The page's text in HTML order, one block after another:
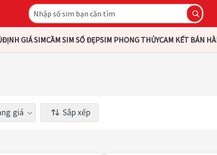
ĐỊNH GIÁ SIMCẦM SIM SỐ ĐẸPSIM PHONG THỦYCAM KẾT BÁN
giá Sắp xếp